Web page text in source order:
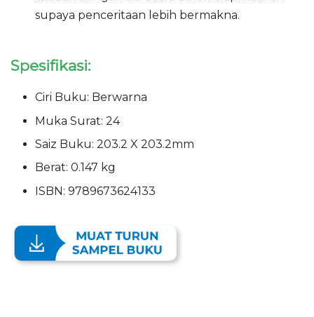
supaya penceritaan lebih bermakna.
Spesifikasi:
Ciri Buku: Berwarna
Muka Surat: 24
Saiz Buku: 203.2 X 203.2mm
Berat: 0.147 kg
ISBN: 9789673624133